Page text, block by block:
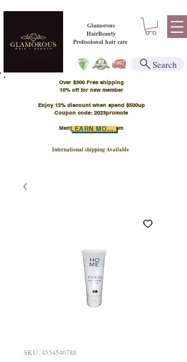
Glamorous
HairBeauty
Professional hair care
Over $300 Free shipping
​10% off for new member
Enjoy 12% discount when spend $500up
Coupon code: 2023promote
Member Points Program
International shipping Available
LEARN MORE
Search
SKU: 4554546788